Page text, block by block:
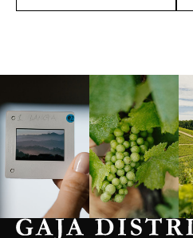
Langa, 1977 Borgogna,
Francia